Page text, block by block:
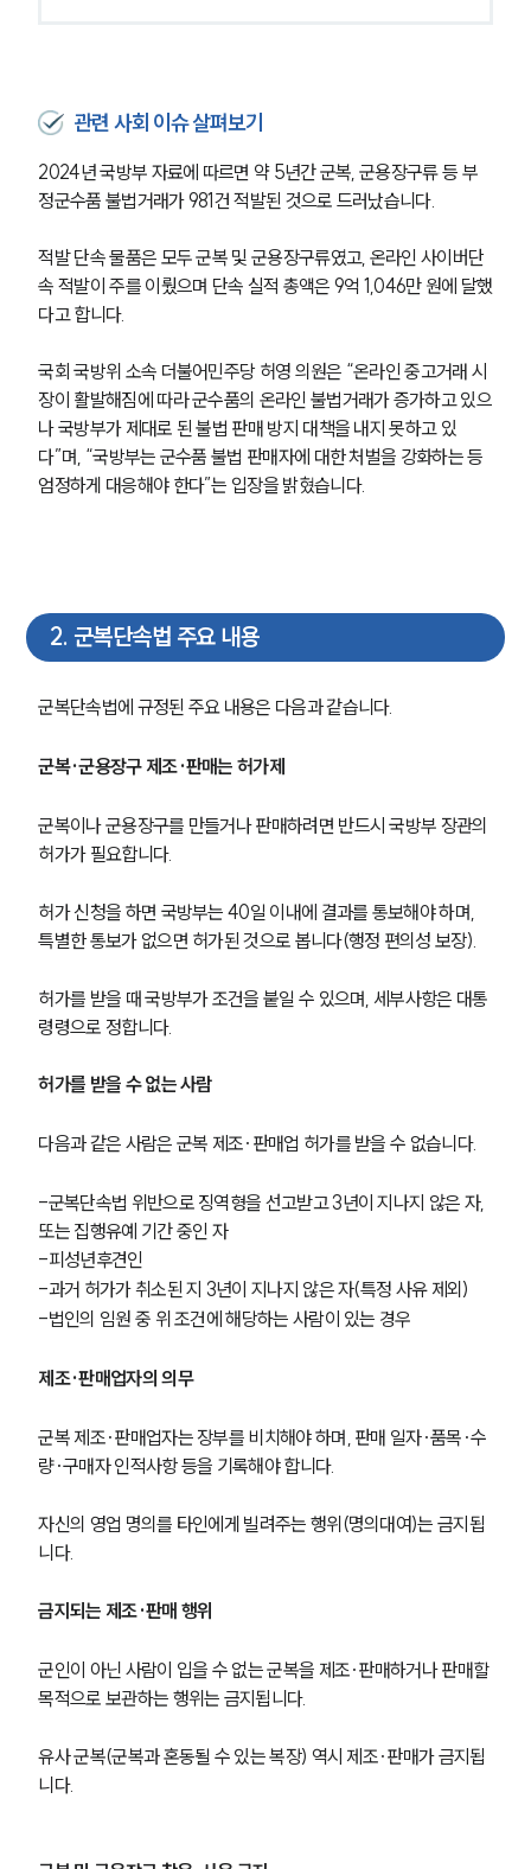
관련 사회 이슈 살펴보기
2024년 국방부 자료에 따르면 약 5년간 군복, 군용장구류 등 부
정군수품 불법거래가 981건 적발된 것으로 드러났습니다.
적발 단속 물품은 모두 군복 및 군용장구류였고, 온라인 사이버단
속 적발이 주를 이뤘으며 단속 실적 총액은 9억 1,046만 원에 달했
다고 합니다.
국회 국방위 소속 더불어민주당 허영 의원은 “온라인 중고거래 시
장이 활발해짐에 따라 군수품의 온라인 불법거래가 증가하고 있으
나 국방부가 제대로 된 불법 판매 방지 대책을 내지 못하고 있
다”며, “국방부는 군수품 불법 판매자에 대한 처벌을 강화하는 등
엄정하게 대응해야 한다”는 입장을 밝혔습니다.
2. 군복단속법 주요 내용
군복단속법에 규정된 주요 내용은 다음과 같습니다.
군복·군용장구 제조·판매는 허가제
군복이나 군용장구를 만들거나 판매하려면 반드시 국방부 장관의
허가가 필요합니다.
허가 신청을 하면 국방부는 40일 이내에 결과를 통보해야 하며,
특별한 통보가 없으면 허가된 것으로 봅니다(행정 편의성 보장).
허가를 받을 때 국방부가 조건을 붙일 수 있으며, 세부사항은 대통
령령으로 정합니다.
허가를 받을 수 없는 사람
다음과 같은 사람은 군복 제조·판매업 허가를 받을 수 없습니다.
-군복단속법 위반으로 징역형을 선고받고 3년이 지나지 않은 자,
또는 집행유예 기간 중인 자
-피성년후견인
-과거 허가가 취소된 지 3년이 지나지 않은 자(특정 사유 제외)
-법인의 임원 중 위 조건에 해당하는 사람이 있는 경우
제조·판매업자의 의무
군복 제조·판매업자는 장부를 비치해야 하며, 판매 일자·품목·수
량·구매자 인적사항 등을 기록해야 합니다.
자신의 영업 명의를 타인에게 빌려주는 행위(명의대여)는 금지됩
니다.
금지되는 제조·판매 행위
군인이 아닌 사람이 입을 수 없는 군복을 제조·판매하거나 판매할
목적으로 보관하는 행위는 금지됩니다.
유사 군복(군복과 혼동될 수 있는 복장) 역시 제조·판매가 금지됩
니다.